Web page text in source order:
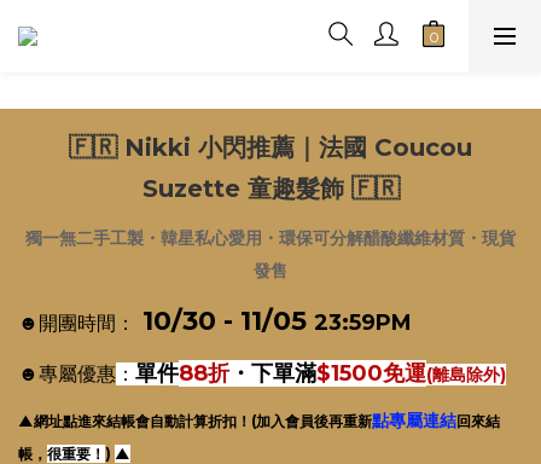
🇫🇷 Nikki 小閃推薦｜法國 Coucou
Suzette 童趣髮飾 🇫🇷
獨一無二手工製・韓星私心愛用 ・ 環保可分解醋酸纖維材質・ 現貨
發售
☻開團時間： 10/30 - 11/05 23:59PM
☻專屬優惠 ： 單件88折・ 下單滿$1500免運(離島除外)
▲網址點進來結帳會自動計算折扣！(加入會員後再重新點專屬連結回來結
帳， 很重要！ ) ▲